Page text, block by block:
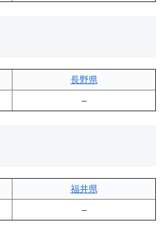
長野県
–
福井県
–